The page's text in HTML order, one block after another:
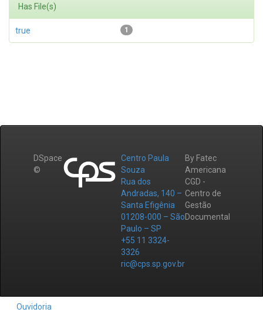
Has File(s)
1
true
DSpace
©
Centro Paula
Souza
Rua dos
Andradas, 140 –
Santa Efigênia
01208-000 – São
Paulo – SP
+55 11 3324-
3326
ric@cps.sp.gov.br
By Fatec
Americana
CGD -
Centro de
Gestão
Documental
Ouvidoria